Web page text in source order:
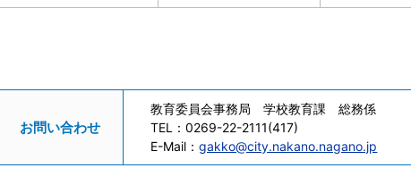
お問い合わせ
教育委員会事務局 学校教育課 総務係
TEL：0269-22-2111(417)
E-Mail：gakko@city.nakano.nagano.jp